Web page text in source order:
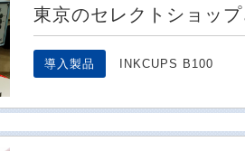
東京のセレクトショッ
導入製品 INKCUPS B100